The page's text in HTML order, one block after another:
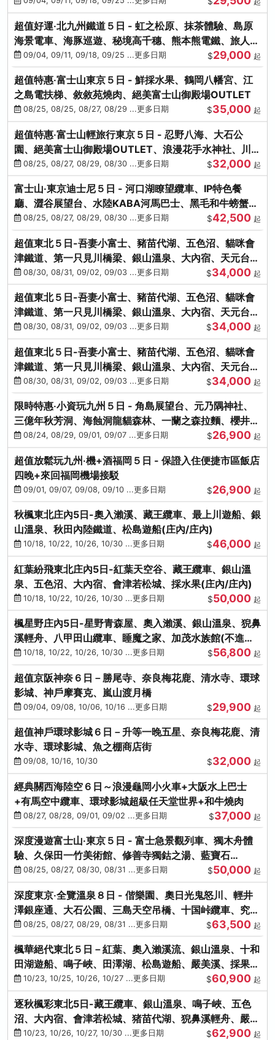
超值好運‧北九州鐵道５日 - 虹之松原、抹茶體驗、島原
海景電車、海豚巡遊、秘境高千穗、熊本熊電鐵、旅人觀
光列車-台中出發
09/04, 09/11, 09/18, 09/25 ...更多日期 $29,000 起
超值特惠‧富士山東京５日 - 鮮採水果、鶴岡八幡宮、江
之島電扶梯、敘敘苑燒肉、絕美富士山御殿場OUTLET
08/25, 08/25, 08/27, 08/29 ...更多日期 $35,000 起
超值特惠‧富士山輕旅行東京５日 - 忍野八海、大石公
園、絕美富士山御殿場OUTLET、浪漫花手水神社、川越
小江戶
08/25, 08/27, 08/29, 08/30 ...更多日期 $32,000 起
富士山‧東京迪士尼５日 - 河口湖瞭望纜車、IP特色餐
廳、澀谷展望台、水陸KABA河馬巴士、黑毛和牛螃蟹美
饌、季節採果
08/25, 08/27, 08/29, 08/30 ...更多日期 $42,500 起
超值東北５日-吾妻小富士、豬苗代湖、五色沼、貓咪會
津鐵道、第一只見川橋梁、銀山溫泉、大內宿、天元台高
原纜車
08/30, 08/31, 09/02, 09/03 ...更多日期 $34,000 起
超值東北５日-吾妻小富士、豬苗代湖、五色沼、貓咪會
津鐵道、第一只見川橋梁、銀山溫泉、大內宿、天元台高
原纜車
08/30, 08/31, 09/02, 09/03 ...更多日期 $34,000 起
超值東北５日-吾妻小富士、豬苗代湖、五色沼、貓咪會
津鐵道、第一只見川橋梁、銀山溫泉、大內宿、天元台高
原纜車
08/30, 08/31, 09/02, 09/03 ...更多日期 $34,000 起
限時特惠‧小資玩九州５日 - 角島展望台、元乃隅神社、
三億年秋芳洞、海蝕洞龍貓森林、一蘭之森拉麵、櫻井二
見浦08/24, 08/29, 09/01, 09/07 ...更多日期 $26,900 起
超值放鬆玩九州‧機+酒福岡５日 - 保證入住便捷市區飯店
四晚+來回福岡機場接駁
09/01, 09/07, 09/08, 09/10 ...更多日期 $26,900 起
秋楓東北庄內5日-奧入瀨溪、藏王纜車、最上川遊船、銀
山溫泉、秋田內陸鐵道、松島遊船(庄內/庄內)
10/18, 10/22, 10/26, 10/30 ...更多日期 $46,000 起
紅葉紛飛東北庄內5日-紅葉天空谷、藏王纜車、銀山溫
泉、五色沼、大內宿、會津若松城、採水果(庄內/庄內)
10/18, 10/22, 10/26, 10/30 ...更多日期 $50,000 起
楓星野庄內5日-星野青森屋、奧入瀨溪、銀山溫泉、猊鼻
溪輕舟、八甲田山纜車、睡魔之家、加茂水族館(不進店)
(庄內/庄內)
10/18, 10/22, 10/26, 10/30 ...更多日期 $56,800 起
超值京阪神奈６日－勝尾寺、奈良梅花鹿、清水寺、環球
影城、神戶摩賽克、嵐山渡月橋
09/04, 09/08, 10/06, 10/16 ...更多日期 $29,900 起
超值神戶環球影城６日－升等一晚五星、奈良梅花鹿、清
水寺、環球影城、魚之棚商店街
09/08, 10/16, 10/30 $32,000 起
經典關西海陸空６日～浪漫龜岡小火車+大阪水上巴士
+有馬空中纜車、環球影城超級任天堂世界+和牛燒肉
08/27, 08/28, 09/01, 09/02 ...更多日期 $37,000 起
深度漫遊富士山‧東京５日 - 富士急景觀列車、獨木舟體
驗、久保田一竹美術館、修善寺獨鈷之湯、藍寶石
SAPHIR踴子號
08/25, 08/27, 08/30, 08/31 ...更多日期 $50,000 起
深度東京‧全覽溫泉８日 - 偕樂園、奧日光鬼怒川、輕井
澤銀座通、大石公園、三島天空吊橋、十国峠纜車、究極
海鮮食べ放題
08/25, 08/27, 08/29, 08/31 ...更多日期 $63,500 起
楓華絕代東北５日－紅葉、奧入瀨溪流、銀山溫泉、十和
田湖遊船、鳴子峽、田澤湖、松島遊船、嚴美溪、採果烤
牡蠣10/23, 10/25, 10/26, 10/27 ...更多日期 $60,900 起
逐秋楓彩東北5日-藏王纜車、銀山溫泉、鳴子峽、五色
沼、大內宿、會津若松城、猪苗代湖、猊鼻溪輕舟、嚴美
溪、松島海灣遊船
10/23, 10/26, 10/27, 10/30 ...更多日期 $62,900 起